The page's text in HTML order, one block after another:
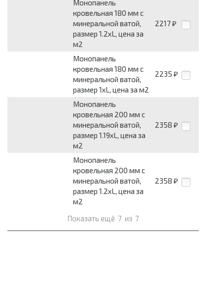
Монопанель
кровельная 180 мм с
минеральной ватой,
размер 1.2хL, цена за
м2
2217 ₽
Монопанель
кровельная 180 мм с
минеральной ватой,
размер 1хL, цена за м2
2235 ₽
Монопанель
кровельная 200 мм с
минеральной ватой,
размер 1.19хL, цена за
м2
2358 ₽
Монопанель
кровельная 200 мм с
минеральной ватой,
размер 1.2хL, цена за
м2
2358 ₽
Показать ещё 7 из 7